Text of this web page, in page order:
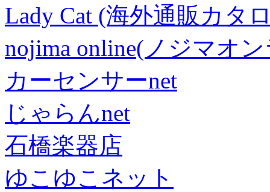
Lady Cat (海外通販カタ
nojima online(ノジマオ
カーセンサーnet
じゃらんnet
石橋楽器店
ゆこゆこネット